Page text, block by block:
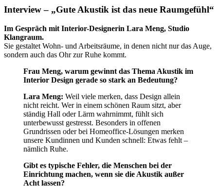
Interview – „Gute Akustik ist das neue Raumgefühl“
Im Gespräch mit Interior-Designerin Lara Meng, Studio
Klangraum.
Sie gestaltet Wohn- und Arbeitsräume, in denen nicht nur das Auge,
sondern auch das Ohr zur Ruhe kommt.
Frau Meng, warum gewinnt das Thema Akustik im
Interior Design gerade so stark an Bedeutung?
Lara Meng: Weil viele merken, dass Design allein
nicht reicht. Wer in einem schönen Raum sitzt, aber
ständig Hall oder Lärm wahrnimmt, fühlt sich
unterbewusst gestresst. Besonders in offenen
Grundrissen oder bei Homeoffice-Lösungen merken
unsere Kundinnen und Kunden schnell: Etwas fehlt –
nämlich Ruhe.
Gibt es typische Fehler, die Menschen bei der
Einrichtung machen, wenn sie die Akustik außer
Acht lassen?